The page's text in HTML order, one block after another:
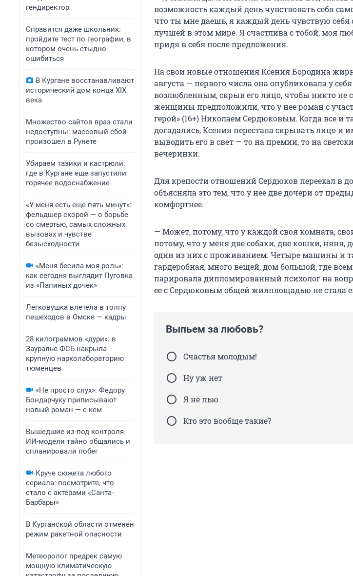
гендиректор
Справится даже школьник:
пройдите тест по географии, в
котором очень стыдно
ошибиться
В Кургане восстанавливают
исторический дом конца XIX
века
Множество сайтов враз стали
недоступны: массовый сбой
произошел в Рунете
Убираем тазики и кастрюли:
где в Кургане еще запустили
горячее водоснабжение
«У меня есть еще пять минут»:
фельдшер скорой — о борьбе
со смертью, самых сложных
вызовах и чувстве
безысходности
«Меня бесила моя роль»:
как сегодня выглядит Пуговка
из «Папиных дочек»
Легковушка влетела в толпу
пешеходов в Омске — кадры
28 килограммов «дури»: в
Зауралье ФСБ накрыла
крупную нарколабораторию
тюменцев
«Не просто слух»: Федору
Бондарчуку приписывают
новый роман — с кем
Вышедшие из-под контроля
ИИ-модели тайно общались и
спланировали побег
Круче сюжета любого
сериала: посмотрите, что
стало с актерами «Санта-
Барбары»
В Курганской области отменен
режим ракетной опасности
Метеоролог предрек самую
мощную климатическую
возможность каждый день чувствовать себя
что ты мне даешь, я каждый день чувствую
лучшей в этом мире. Я счастлива с тобой, моя
придя в себя после предложения.
На свои новые отношения Ксения Бородина
августа — первого числа она опубликовала у
возлюбленным, скрыв его лицо, чтобы никто не
женщины предположили, что у нее роман с
герой» (16+) Николаем Сердюковым. Когда все и
догадались, Ксения перестала скрывать лицо и
выводить его в свет — то на премии, то на
вечеринки.
Для крепости отношений Сердюков переехал в
объясняла это тем, что у нее две дочери от
комфортнее.
— Может, потому, что у каждой своя комната,
потому, что у меня две собаки, две кошки, няня,
один из них с проживанием. Четыре машины и
гардеробная, много вещей, дом большой, где
парировала дипломированный психолог на
ее с Сердюковым общей жилплощадью не стала
Выпьем за любовь?
Счастья молодым!
Ну уж нет
Я не пью
Кто это вообще такие?